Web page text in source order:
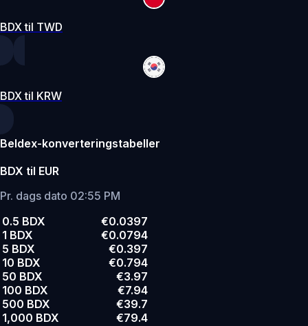
BDX til TWD
BDX til KRW
Beldex-konverteringstabeller
BDX til EUR
Pr. dags dato 02:55 PM
0.5 BDX
€0.0397
1 BDX
€0.0794
5 BDX
€0.397
10 BDX
€0.794
50 BDX
€3.97
100 BDX
€7.94
500 BDX
€39.7
1,000 BDX
€79.4